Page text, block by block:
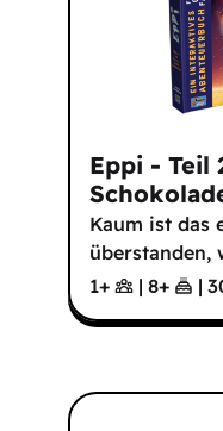
Eppi - Teil
Kaum ist das
überstanden,
1+
| 8+ |